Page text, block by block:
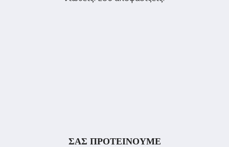
ΣΑΣ ΠΡΟΤΕΙΝΟΥΜΕ